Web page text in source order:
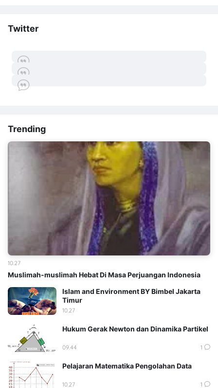
Twitter
Trending
Muslimah-muslimah Hebat Di Masa Perjuangan Indonesia
10.27
Islam and Environment BY Bimbel Jakarta
Timur
10.27
Hukum Gerak Newton dan Dinamika Partikel
09.44 1
Pelajaran Matematika Pengolahan Data
10.27 1